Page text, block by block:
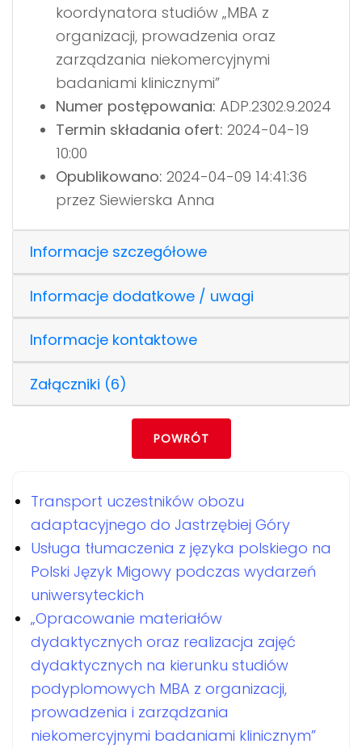
koordynatora studiów „MBA z
organizacji, prowadzenia oraz
zarządzania niekomercyjnymi
badaniami klinicznymi”
Numer postępowania: ADP.2302.9.2024
Termin składania ofert: 2024-04-19
10:00
Opublikowano: 2024-04-09 14:41:36
przez Siewierska Anna
Informacje szczegółowe
Informacje dodatkowe / uwagi
Informacje kontaktowe
Załączniki (6)
POWRÓT
Transport uczestników obozu
adaptacyjnego do Jastrzębiej Góry
Usługa tłumaczenia z języka polskiego na
Polski Język Migowy podczas wydarzeń
uniwersyteckich
„Opracowanie materiałów
dydaktycznych oraz realizacja zajęć
dydaktycznych na kierunku studiów
podyplomowych MBA z organizacji,
prowadzenia i zarządzania
niekomercyjnymi badaniami klinicznym”